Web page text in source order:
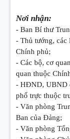
Nơi nhận:
- Ban Bí thư
- Thủ tướng, các
Chính phủ;
- Các bộ, cơ
quan thuộc
- HĐND, UBND
phố trực thuộc
- Văn phòng
Ban của Đảng;
- Văn phòng